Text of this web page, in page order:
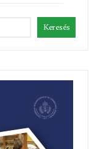
Keresés